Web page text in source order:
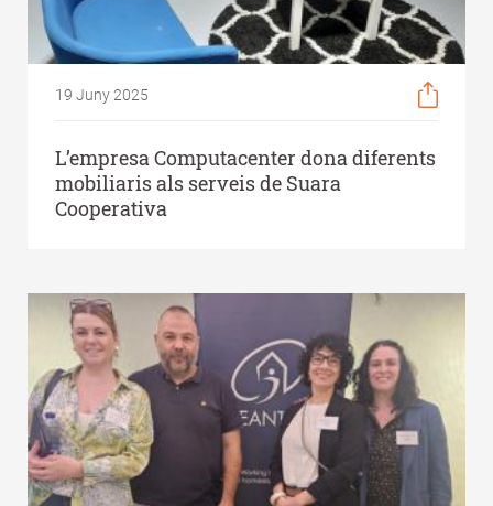
19 Juny 2025
L’empresa Computacenter dona diferents
mobiliaris als serveis de Suara
Cooperativa